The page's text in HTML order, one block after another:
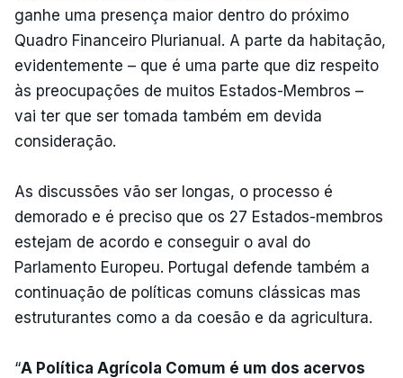
ganhe uma presença maior dentro do próximo
Quadro Financeiro Plurianual. A parte da habitação,
evidentemente – que é uma parte que diz respeito
às preocupações de muitos Estados-Membros –
vai ter que ser tomada também em devida
consideração.
As discussões vão ser longas, o processo é
demorado e é preciso que os 27 Estados-membros
estejam de acordo e conseguir o aval do
Parlamento Europeu. Portugal defende também a
continuação de políticas comuns clássicas mas
estruturantes como a da coesão e da agricultura.
“A Política Agrícola Comum é um dos acervos